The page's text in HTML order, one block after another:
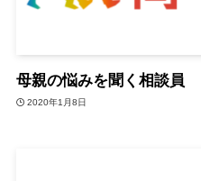
母親の悩みを聞く相談員
2020年1月8日